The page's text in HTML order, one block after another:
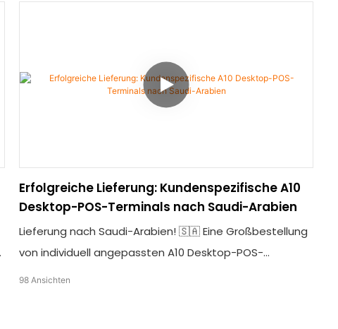
Erfolgreiche Lieferung: Kundenspezifische A10
Desktop-POS-Terminals nach Saudi-Arabien
Lieferung nach Saudi-Arabien! 🇸🇦 Eine Großbestellung
von individuell angepassten A10 Desktop-POS-
Terminals ist unterwegs. Wir bieten professionelle
98 Ansichten